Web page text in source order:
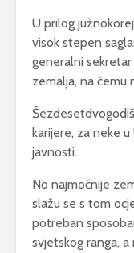
U prilog
visok stepen
generalni
zemalja, na
karijere, za neke
javnosti.
No najmoćnije
slažu se s tom
potreban
svjetskog ranga,